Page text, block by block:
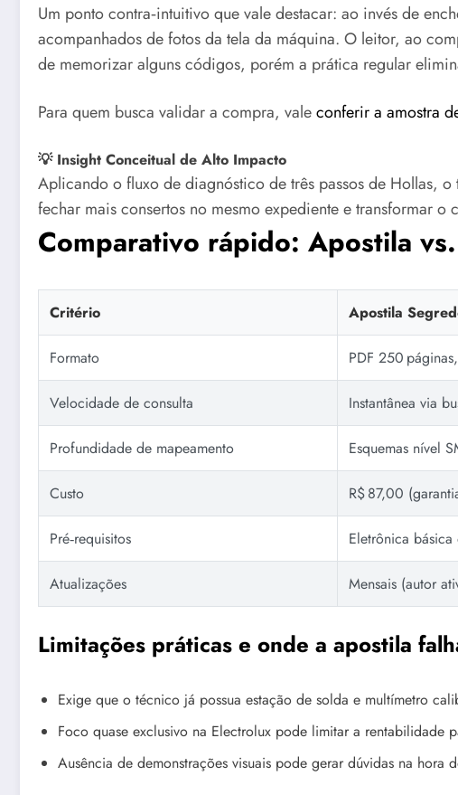
Um ponto contra‑intuitivo que vale destacar: ao invés de
acompanhados de fotos da tela da máquina. O leitor, ao
de memorizar alguns códigos, porém a prática regular
Para quem busca validar a compra, valeconferir a amostra
💡 Insight Conceitual de Alto Impacto
Aplicando o fluxo de diagnóstico de três passos de Hollas,
fechar mais consertos no mesmo expediente e transformar
Comparativo rápido: Apostila
Critério Apostila
Formato PDF 250
Velocidade de consulta Instantânea via
Profundidade de mapeamento Esquemas nível
Custo R$ 87,00
Pré‑requisitos Eletrônica
Atualizações Mensais (autor
Limitações práticas e onde a apostila
Exige que o técnico já possua estação de solda e multímetro
Foco quase exclusivo na Electrolux pode limitar a rentabilidade
Ausência de demonstrações visuais pode gerar dúvidas na hora